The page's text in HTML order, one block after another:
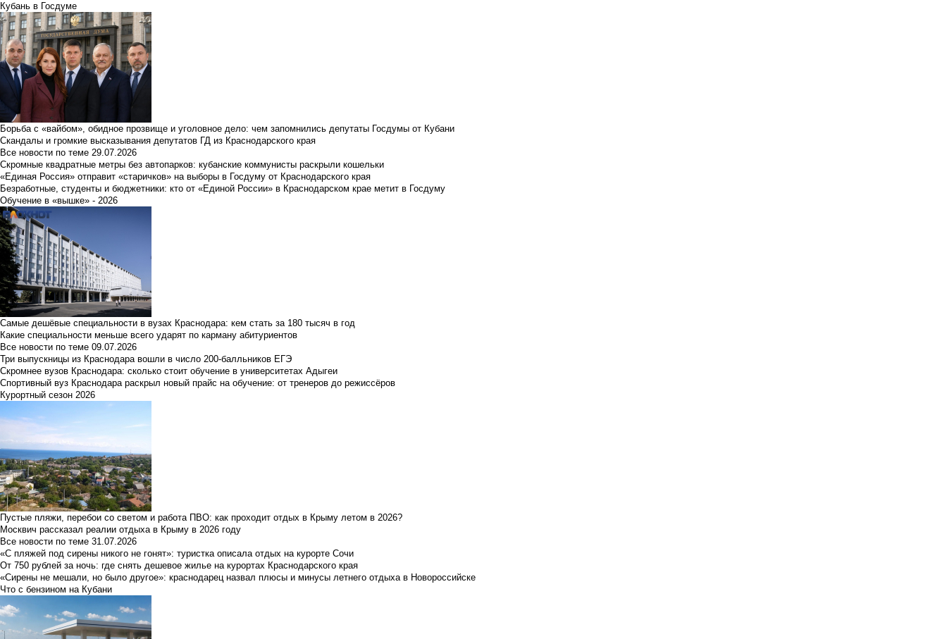
Кубань в Госдуме
Борьба с «вайбом», обидное прозвище и уголовное дело: чем запомнились депутаты Госдумы от Кубани
Скандалы и громкие высказывания депутатов ГД из Краснодарского края
Все новости по теме 29.07.2026
Скромные квадратные метры без автопарков: кубанские коммунисты раскрыли кошельки
«Единая Россия» отправит «старичков» на выборы в Госдуму от Краснодарского края
Безработные, студенты и бюджетники: кто от «Единой России» в Краснодарском крае метит в Госдуму
Обучение в «вышке» - 2026
Самые дешёвые специальности в вузах Краснодара: кем стать за 180 тысяч в год
Какие специальности меньше всего ударят по карману абитуриентов
Все новости по теме 09.07.2026
Три выпускницы из Краснодара вошли в число 200-балльников ЕГЭ
Скромнее вузов Краснодара: сколько стоит обучение в университетах Адыгеи
Спортивный вуз Краснодара раскрыл новый прайс на обучение: от тренеров до режиссёров
Курортный сезон 2026
Пустые пляжи, перебои со светом и работа ПВО: как проходит отдых в Крыму летом в 2026?
Москвич рассказал реалии отдыха в Крыму в 2026 году
Все новости по теме 31.07.2026
«С пляжей под сирены никого не гонят»: туристка описала отдых на курорте Сочи
От 750 рублей за ночь: где снять дешевое жилье на курортах Краснодарского края
«Сирены не мешали, но было другое»: краснодарец назвал плюсы и минусы летнего отдыха в Новороссийске
Что с бензином на Кубани